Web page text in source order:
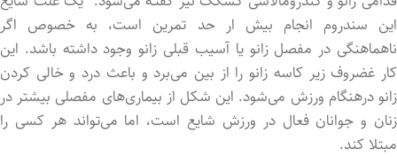
این سندروم انجام بیش ار حد تمرین است، به خصوص اگر
ناهماهنگی در مفصل زانو یا آسیب قبلی زانو وجود داشته باشد. این
کار غضروف زیر کاسه زانو را از بین می‌برد و باعث درد و خالی کردن
زانو درهنگام ورزش می‌شود. این شکل از بیماری‌های مفصلی بیشتر در
زنان و جوانان فعال در ورزش شایع است، اما می‌تواند هر کسی را
مبتلا کند.